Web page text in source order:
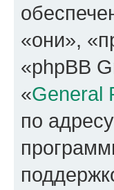
«они»,
«phpBB
«General
по адресу